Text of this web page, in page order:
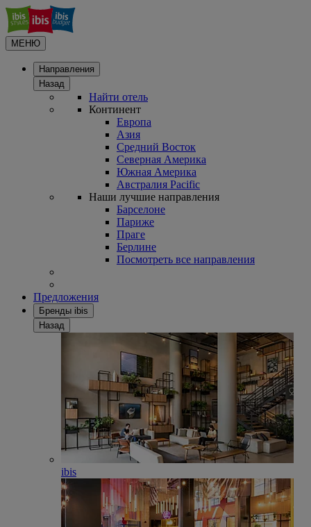
МЕНЮ
Направления
Назад
Найти отель
Континент
Европа
Азия
Средний Восток
Северная Америка
Южная Америка
Австралия Pacific
Наши лучшие направления
Барселоне
Париже
Праге
Берлине
Посмотреть все направления
Предложения
Бренды ibis
Назад
ibis